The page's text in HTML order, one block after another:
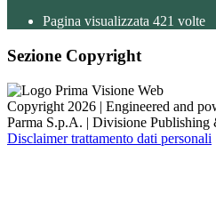
Pagina visualizzata 421 volte
Sezione Copyright
Copyright 2026 | Engineered and
Parma S.p.A. | Divisione
Disclaimer trattamento dati personali